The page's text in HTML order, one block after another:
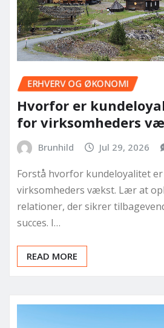
ERHVERV OG ØKONOMI
Hvorfor er
for virksomheders
Brunhild Jul 29, 2026
Forstå hvorfor kundeloyalitet
virksomheders vækst. Lær at
relationer, der sikrer
succes. I…
READ MORE